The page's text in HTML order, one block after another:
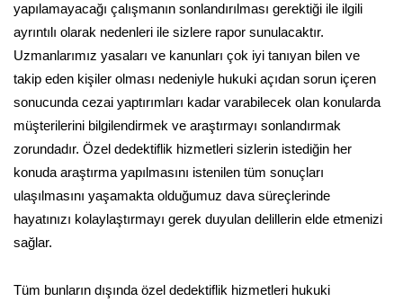
yapılamayacağı çalışmanın sonlandırılması gerektiği ile ilgili
ayrıntılı olarak nedenleri ile sizlere rapor sunulacaktır.
Uzmanlarımız yasaları ve kanunları çok iyi tanıyan bilen ve
takip eden kişiler olması nedeniyle hukuki açıdan sorun içeren
sonucunda cezai yaptırımları kadar varabilecek olan konularda
müşterilerini bilgilendirmek ve araştırmayı sonlandırmak
zorundadır. Özel dedektiflik hizmetleri sizlerin istediğin her
konuda araştırma yapılmasını istenilen tüm sonuçları
ulaşılmasını yaşamakta olduğumuz dava süreçlerinde
hayatınızı kolaylaştırmayı gerek duyulan delillerin elde etmenizi
sağlar.
Tüm bunların dışında özel dedektiflik hizmetleri hukuki